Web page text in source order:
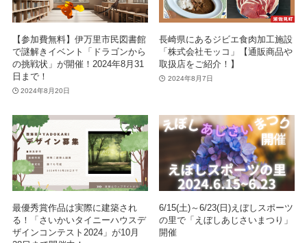
【参加費無料】伊万里市民図書館
で謎解きイベント「ドラゴンから
の挑戦状」が開催！2024年8月31
日まで！
2024年8月20日
長崎県にあるジビエ食肉加工施設
「株式会社モッコ」【通販商品や
取扱店をご紹介！】
2024年8月7日
最優秀賞作品は実際に建築され
る！「さいかいタイニーハウスデ
ザインコンテスト2024」が10月
6/15(土)～6/23(日)えぼしスポーツ
の里で「えぼしあじさいまつり」
開催